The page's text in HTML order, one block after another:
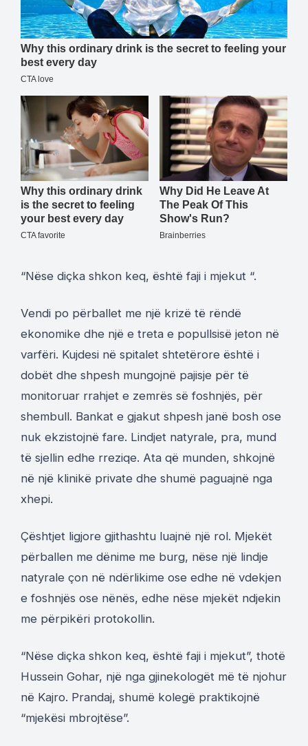
“Nëse diçka shkon keq, është faji i mjekut “.
Vendi po përballet me një krizë të rëndë
ekonomike dhe një e treta e popullsisë jeton në
varfëri. Kujdesi në spitalet shtetërore është i
dobët dhe shpesh mungojnë pajisje për të
monitoruar rrahjet e zemrës së foshnjës, për
shembull. Bankat e gjakut shpesh janë bosh ose
nuk ekzistojnë fare. Lindjet natyrale, pra, mund
të sjellin edhe rreziqe. Ata që munden, shkojnë
në një klinikë private dhe shumë paguajnë nga
xhepi.
Çështjet ligjore gjithashtu luajnë një rol. Mjekët
përballen me dënime me burg, nëse një lindje
natyrale çon në ndërlikime ose edhe në vdekjen
e foshnjës ose nënës, edhe nëse mjekët ndjekin
me përpikëri protokollin.
“Nëse diçka shkon keq, është faji i mjekut”, thotë
Hussein Gohar, një nga gjinekologët më të njohur
në Kajro. Prandaj, shumë kolegë praktikojnë
“mjekësi mbrojtëse”.